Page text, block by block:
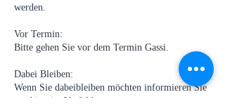
werden.
Vor Termin:
Bitte gehen Sie vor dem Termin Gassi.
Dabei Bleiben:
Wenn Sie dabeibleiben möchten informieren Sie